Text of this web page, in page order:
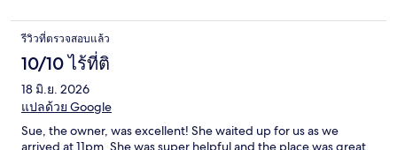
รีวิวที่ตรวจสอบแล้ว
10/10 ไร้ที่ติ
18 มิ.ย. 2026
แปลด้วย Google
Sue, the owner, was excellent! She waited up for us as we
arrived at 11pm. She was super helpful and the place was great,